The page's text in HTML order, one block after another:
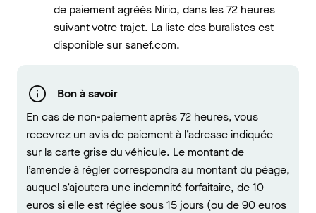
de paiement agréés Nirio, dans les 72 heures
suivant votre trajet. La liste des buralistes est
disponible sur sanef.com.
Bon à savoir
En cas de non-paiement après 72 heures, vous
recevrez un avis de paiement à l’adresse indiquée
sur la carte grise du véhicule. Le montant de
l’amende à régler correspondra au montant du péage,
auquel s’ajoutera une indemnité forfaitaire, de 10
euros si elle est réglée sous 15 jours (ou de 90 euros